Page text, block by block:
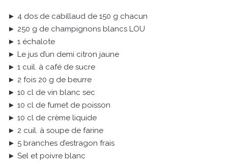
► 4 dos de cabillaud de 150 g chacun
► 250 g de champignons blancs LOU
► 1 échalote
► Le jus d’un demi citron jaune
► 1 cuil. à café de sucre
► 2 fois 20 g de beurre
► 10 cl de vin blanc sec
► 10 cl de fumet de poisson
► 10 cl de crème liquide
► 2 cuil. à soupe de farine
► 5 branches d’estragon frais
► Sel et poivre blanc